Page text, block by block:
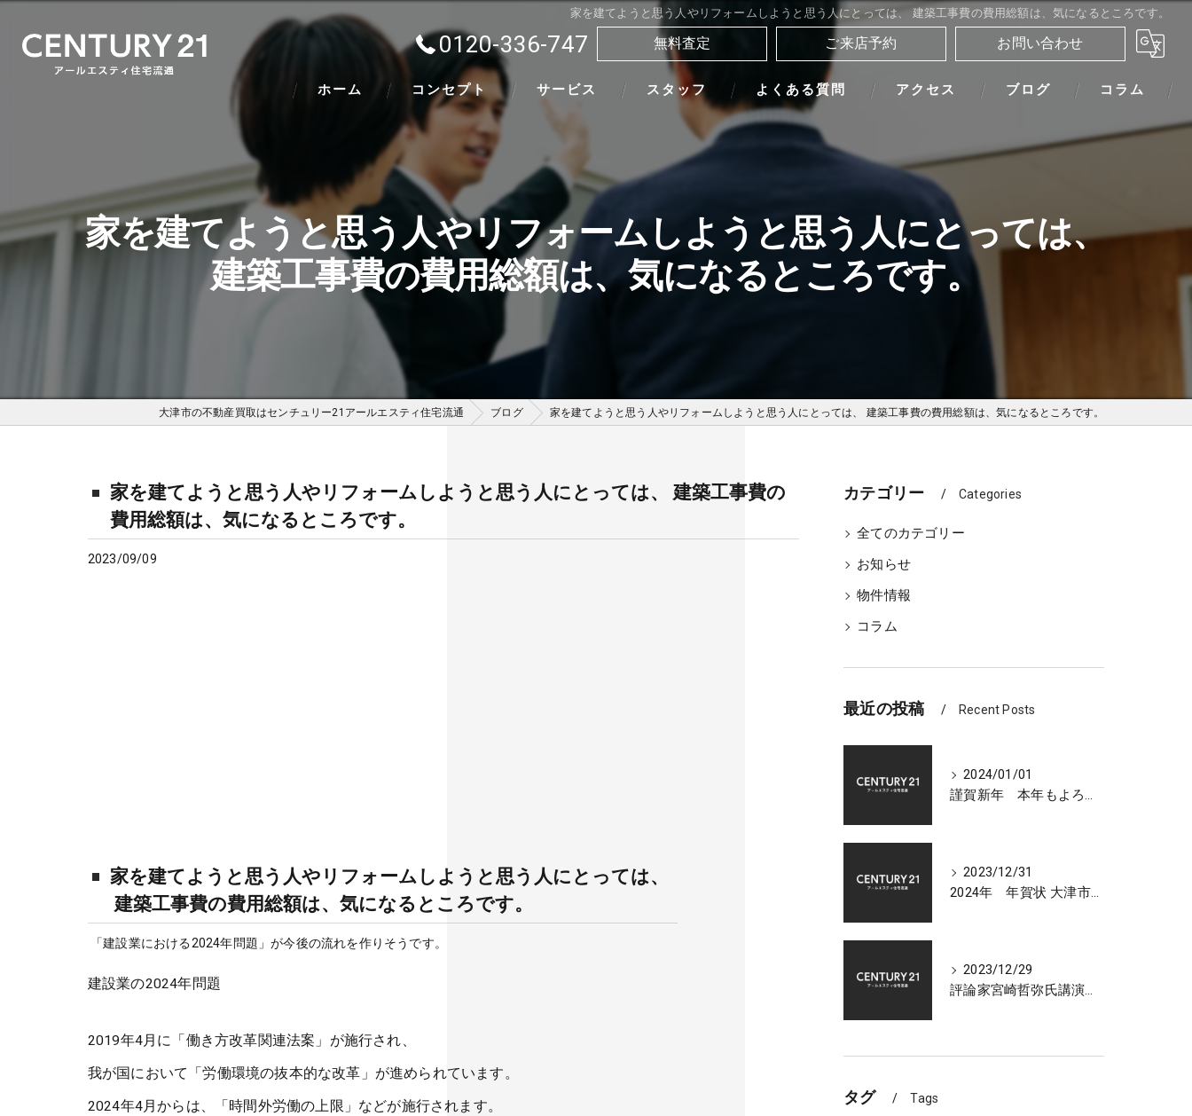
家を建てようと思う人やリフォームしようと思う人にとっては、 建築工事費の費用総額は、気になるところです。
0120-336-747 無料査定 ご来店予約 お問い合わせ
ホーム コンセプト サービス スタッフ よくある質問 アクセス ブログ コラム
家を建てようと思う人やリフォームしようと思う人にとっては、
建築工事費の費用総額は、気になるところです。
大津市の不動産買取はセンチュリー21アールエスティ住宅流通 ブログ 家を建てようと思う人やリフォームしようと思う人にとっては、 建築工事費の費用総額は、気になるところです。
家を建てようと思う人やリフォームしようと思う人にとっては、 建築工事費の
費用総額は、気になるところです。
2023/09/09
家を建てようと思う人やリフォームしようと思う人にとっては、
建築工事費の費用総額は、気になるところです。
「建設業における2024年問題」が今後の流れを作りそうです。
建設業の2024年問題
2019年4月に「働き方改革関連法案」が施行され、
我が国において「労働環境の抜本的な改革」が進められています。
2024年4月からは、「時間外労働の上限」などが施行されます。
カテゴリー Categories
全てのカテゴリー
お知らせ
物件情報
コラム
最近の投稿 Recent Posts
2024/01/01
謹賀新年 本年もよろしくお願いいたします 大津市センチュリー21アールエスティ住宅流通
2023/12/31
2024年 年賀状 大津市での不動産相談受付中
2023/12/29
評論家宮崎哲弥氏講演会 2024年 日本経済の展望について
タグ Tags